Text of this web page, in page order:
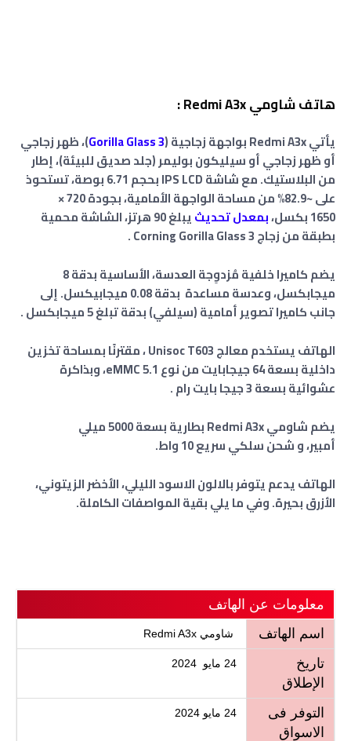
هاتف شاومي Redmi A3x :
يأتي Redmi A3x بواجهة زجاجية ( Gorilla Glass 3)، ظهر زجاجي
أو ظهر زجاجي أو سيليكون بوليمر (جلد صديق للبيئة)، إطار
من البلاستيك. مع شاشة IPS LCD بحجم 6.71 بوصة، تستحوذ
على ~82.9% من مساحة الواجهة الأمامية، بجودة 720 ×
1650 بكسل،
بمعدل تحديث
يبلغ 90 هرتز، الشاشة محمية
بطبقة من زجاج Corning Gorilla Glass 3 .
يضم كاميرا خلفية مُزدوِجة العدسة، الأساسية بدقة 8
ميجابكسل، وعدسة مساعدة بدقة 0.08 ميجابيكسل. إلى
جانب كاميرا تصوير أمامية (سيلفي) بدقة تبلغ 5 ميجابكسل .
الهاتف يستخدم معالج Unisoc T603 ، مقترنًا
بمساحة تخزين
داخلية بسعة 64 جيجابايت من نوع eMMC 5.1، وبذاكرة
عشوائية بسعة 3 جيجا بايت رام .
يضم شاومي Redmi A3x بطارية بسعة 5000 ميلي
أمبير،و شحن سلكي سريع 10 واط.
الهاتف يدعم يتوفر بالالون الاسود الليلي، الأخضر الزيتوني،
الأزرق بحيرة. وفي ما يلي بقية المواصفات الكاملة.
معلومات عن الهاتف
اسم الهاتف
شاومي Redmi A3x
تاريخ
الإطلاق
24 مايو 2024
التوفر فى
الاسواق
24 مايو 2024